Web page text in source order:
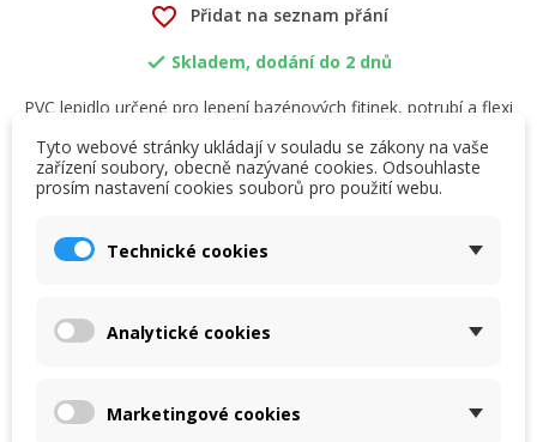
favorite_border Přidat na seznam přání
 Skladem, dodání do 2 dnů
PVC lepidlo určené pro lepení bazénových fitinek, potrubí a flexi
hadic PVC - U a ABS
Detaily produktu
Hmotnost:
add_circle_outline Create new list
Zrušit Vytvořit seznam přání
Tyto webové stránky ukládají v souladu se zákony na vaše
zařízení soubory, obecně nazývané cookies. Odsouhlaste
prosím nastavení cookies souborů pro použití webu.
Technické cookies
Analytické cookies
Marketingové cookies